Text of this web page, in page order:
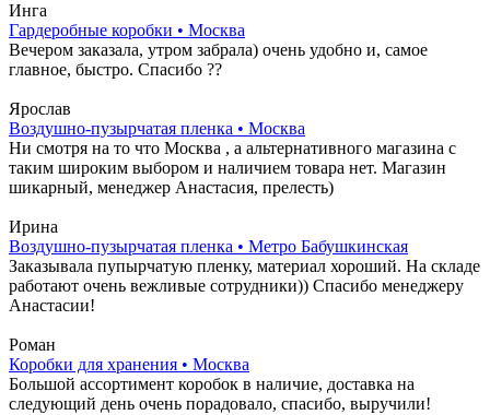
Инга
Гардеробные коробки • Москва
Вечером заказала, утром забрала) очень удобно и, самое
главное, быстро. Спасибо ??
Ярослав
Воздушно-пузырчатая пленка • Москва
Ни смотря на то что Москва , а альтернативного магазина с
таким широким выбором и наличием товара нет. Магазин
шикарный, менеджер Анастасия, прелесть)
Ирина
Воздушно-пузырчатая пленка • Метро Бабушкинская
Заказывала пупырчатую пленку, материал хороший. На складе
работают очень вежливые сотрудники)) Спасибо менеджеру
Анастасии!
Роман
Коробки для хранения • Москва
Большой ассортимент коробок в наличие, доставка на
следующий день очень порадовало, спасибо, выручили!